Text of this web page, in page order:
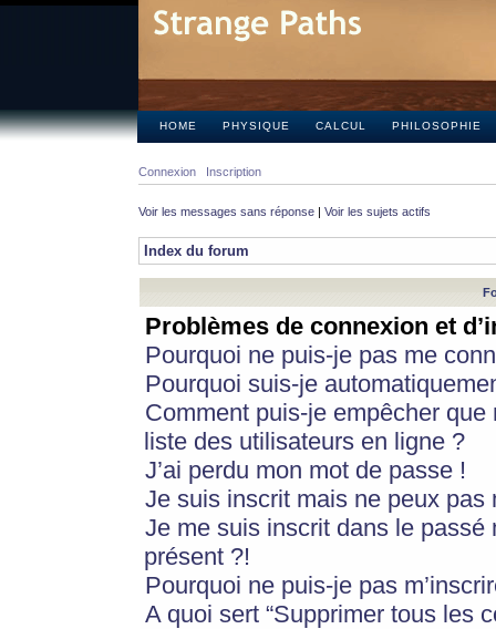
HOME PHYSIQUE CALCUL PHILOSOPHIE
Connexion Inscription
Voir les messages sans réponse | Voir les sujets actifs
Index du forum
Problèmes de connexion et
Pourquoi ne puis-je pas me
Pourquoi suis-je
Comment puis-je empêcher
liste des utilisateurs en ligne ?
J’ai perdu mon mot de passe !
Je suis inscrit mais ne peux pas
Je me suis inscrit dans le
présent ?!
Pourquoi ne puis-je pas
A quoi sert “Supprimer tous les